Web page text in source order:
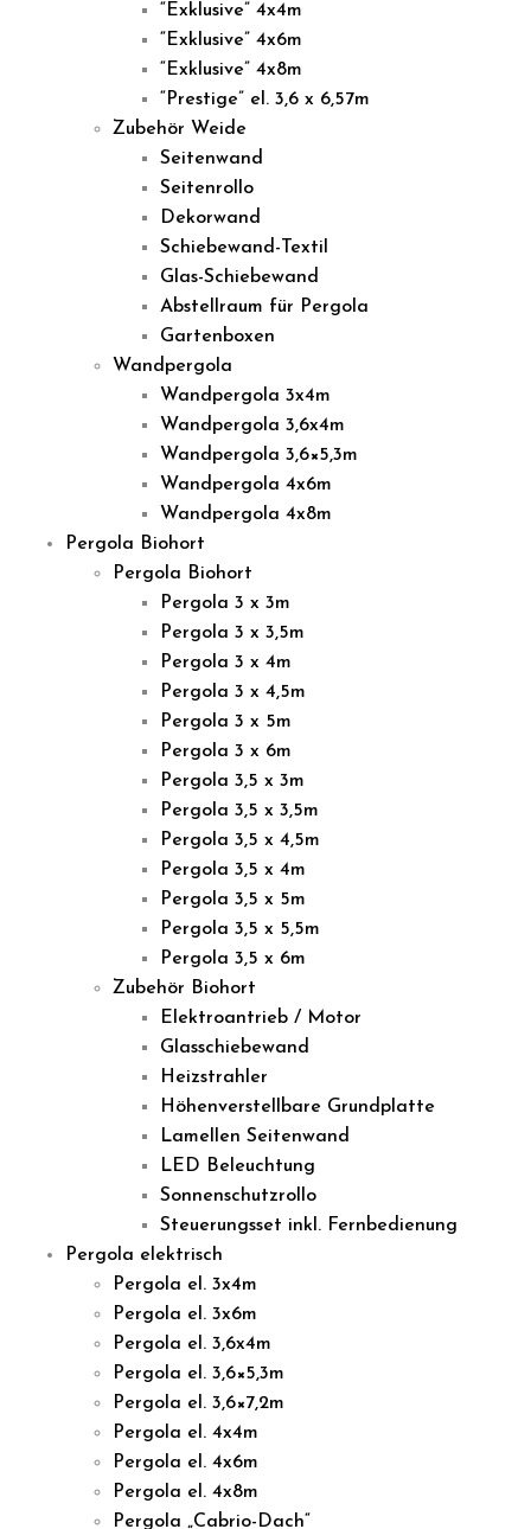
“Exklusive” 4x4m
“Exklusive” 4x6m
“Exklusive” 4x8m
“Prestige” el. 3,6 x 6,57m
Zubehör Weide
Seitenwand
Seitenrollo
Dekorwand
Schiebewand-Textil
Glas-Schiebewand
Abstellraum für Pergola
Gartenboxen
Wandpergola
Wandpergola 3x4m
Wandpergola 3,6x4m
Wandpergola 3,6×5,3m
Wandpergola 4x6m
Wandpergola 4x8m
Pergola Biohort
Pergola Biohort
Pergola 3 x 3m
Pergola 3 x 3,5m
Pergola 3 x 4m
Pergola 3 x 4,5m
Pergola 3 x 5m
Pergola 3 x 6m
Pergola 3,5 x 3m
Pergola 3,5 x 3,5m
Pergola 3,5 x 4,5m
Pergola 3,5 x 4m
Pergola 3,5 x 5m
Pergola 3,5 x 5,5m
Pergola 3,5 x 6m
Zubehör Biohort
Elektroantrieb / Motor
Glasschiebewand
Heizstrahler
Höhenverstellbare Grundplatte
Lamellen Seitenwand
LED Beleuchtung
Sonnenschutzrollo
Steuerungsset inkl. Fernbedienung
Pergola elektrisch
Pergola el. 3x4m
Pergola el. 3x6m
Pergola el. 3,6x4m
Pergola el. 3,6×5,3m
Pergola el. 3,6×7,2m
Pergola el. 4x4m
Pergola el. 4x6m
Pergola el. 4x8m
Pergola „Cabrio-Dach“